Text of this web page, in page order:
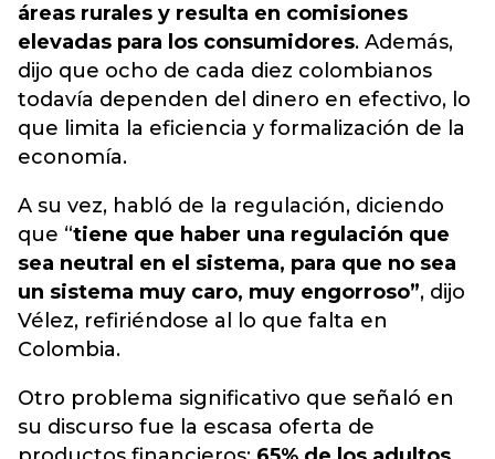
áreas rurales y resulta en comisiones
elevadas para los consumidores. Además,
dijo que ocho de cada diez colombianos
todavía dependen del dinero en efectivo, lo
que limita la eficiencia y formalización de la
economía.
A su vez, habló de la regulación, diciendo
que “tiene que haber una regulación que
sea neutral en el sistema, para que no sea
un sistema muy caro, muy engorroso”, dijo
Vélez, refiriéndose al lo que falta en
Colombia.
Otro problema significativo que señaló en
su discurso fue la escasa oferta de